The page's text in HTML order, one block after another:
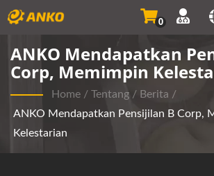
0
ANKO Mendapatkan
Corp, Memimpin
Home / Tentang / Berita /
ANKO Mendapatkan Pensijilan B Corp,
Kelestarian